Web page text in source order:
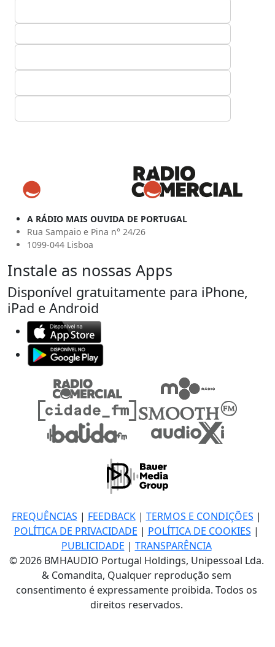
A RÁDIO MAIS OUVIDA DE PORTUGAL
Rua Sampaio e Pina n° 24/26
1099-044 Lisboa
Instale as nossas Apps
Disponível gratuitamente para iPhone,
iPad e Android
FREQUÊNCIAS | FEEDBACK| TERMOS E CONDIÇÕES |
POLÍTICA DE PRIVACIDADE | POLÍTICA DE COOKIES |
PUBLICIDADE | TRANSPARÊNCIA
© 2026 BMHAUDIO Portugal Holdings, Unipessoal Lda.
& Comandita, Qualquer reprodução sem
consentimento é expressamente proibida. Todos os
direitos reservados.